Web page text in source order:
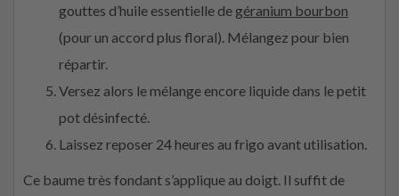
gouttes d’huile essentielle de géranium bourbon
(pour un accord plus floral). Mélangez pour bien
répartir.
Versez alors le mélange encore liquide dans le petit
pot désinfecté.
Laissez reposer 24 heures au frigo avant utilisation.
Ce baume très fondant s’applique au doigt. Il suffit de